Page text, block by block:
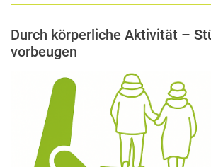
Durch körperliche Aktivität –
vorbeugen